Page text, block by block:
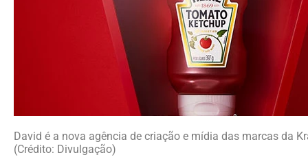
David é a nova agência de criação e mídia das marcas da
(Crédito: Divulgação)